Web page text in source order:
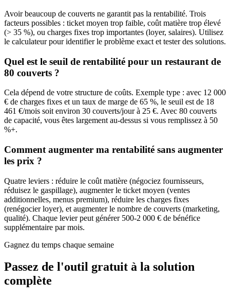
Avoir beaucoup de couverts ne garantit pas la rentabilité. Trois
facteurs possibles : ticket moyen trop faible, coût matière trop élevé
(> 35 %), ou charges fixes trop importantes (loyer, salaires). Utilisez
le calculateur pour identifier le problème exact et tester des solutions.
Quel est le seuil de rentabilité pour un restaurant de
80 couverts ?
Cela dépend de votre structure de coûts. Exemple type : avec 12 000
€ de charges fixes et un taux de marge de 65 %, le seuil est de 18
461 €/mois soit environ 30 couverts/jour à 25 €. Avec 80 couverts
de capacité, vous êtes largement au-dessus si vous remplissez à 50
%+.
Comment augmenter ma rentabilité sans augmenter
les prix ?
Quatre leviers : réduire le coût matière (négociez fournisseurs,
réduisez le gaspillage), augmenter le ticket moyen (ventes
additionnelles, menus premium), réduire les charges fixes
(renégocier loyer), et augmenter le nombre de couverts (marketing,
qualité). Chaque levier peut générer 500-2 000 € de bénéfice
supplémentaire par mois.
Gagnez du temps chaque semaine
Passez de l'outil gratuit à la solution
complète